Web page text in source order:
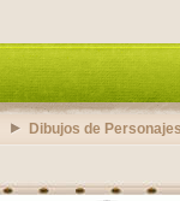
Dibujos de